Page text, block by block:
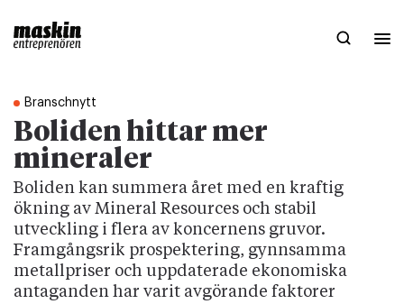
Branschnytt
Boliden hittar mer
mineraler
Boliden kan summera året med en kraftig
ökning av Mineral Resources och stabil
utveckling i flera av koncernens gruvor.
Framgångsrik prospektering, gynnsamma
metallpriser och uppdaterade ekonomiska
antaganden har varit avgörande faktorer